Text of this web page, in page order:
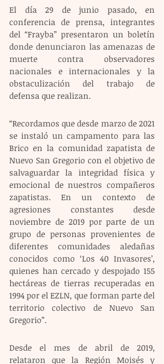
El día 29 de junio pasado, en
conferencia de prensa, integrantes
del “Frayba” presentaron un boletín
donde denunciaron las amenazas de
muerte contra observadores
nacionales e internacionales y la
obstaculización del trabajo de
defensa que realizan.
“Recordamos que desde marzo de 2021
se instaló un campamento para las
Brico en la comunidad zapatista de
Nuevo San Gregorio con el objetivo de
salvaguardar la integridad física y
emocional de nuestros compañeros
zapatistas. En un contexto de
agresiones constantes desde
noviembre de 2019 por parte de un
grupo de personas provenientes de
diferentes comunidades aledañas
conocidos como ‘Los 40 Invasores’,
quienes han cercado y despojado 155
hectáreas de tierras recuperadas en
1994 por el EZLN, que forman parte del
territorio colectivo de Nuevo San
Gregorio”.
Desde el mes de abril de 2019,
relataron que la Región Moisés y